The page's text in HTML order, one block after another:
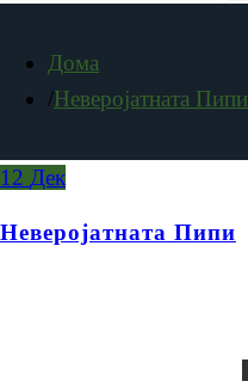
Дома
Неверојатната Пипи
12 Дек
Неверојатната Пипи